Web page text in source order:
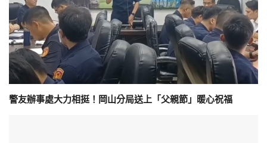
警友辦事處大力相挺！岡山分局送上「父親節」暖心祝福